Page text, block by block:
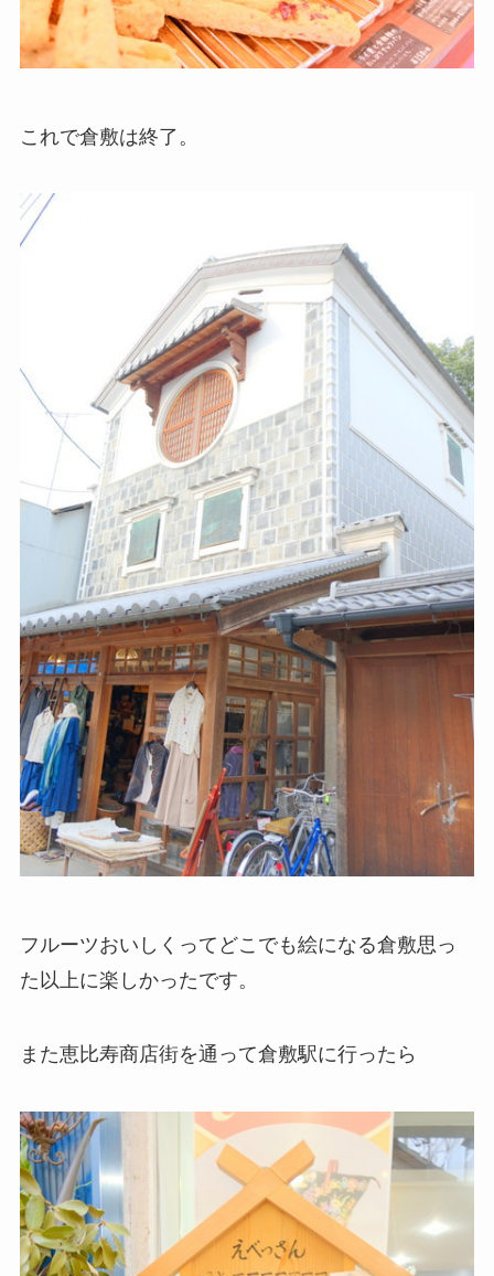
これで倉敷は終了。
フルーツおいしくってどこでも絵になる倉敷思っ
た以上に楽しかったです。
また恵比寿商店街を通って倉敷駅に行ったら